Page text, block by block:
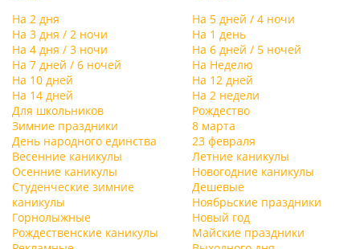
На 2 дня
На 5 дней / 4 ночи
На 3 дня / 2 ночи
На 1 день
На 4 дня / 3 ночи
На 6 дней / 5 ночей
На 7 дней / 6 ночей
На Неделю
На 10 дней
На 12 дней
На 14 дней
На 2 недели
Для школьников
Рождество
Зимние праздники
8 марта
День народного единства
23 февраля
Весенние каникулы
Летние каникулы
Осенние каникулы
Новогодние каникулы
Студенческие зимние
каникулы
Дешевые
Ноябрьские праздники
Горнолыжные
Новый год
Рождественские каникулы
Майские праздники